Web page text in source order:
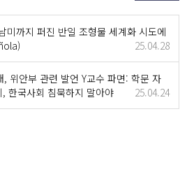
미까지 퍼진 반일 조형물 세계화 시도에
25.04.28
, 위안부 관련 발언 Y교수 파면: 학문 자
한국사회 침묵하지 말아야
25.04.24